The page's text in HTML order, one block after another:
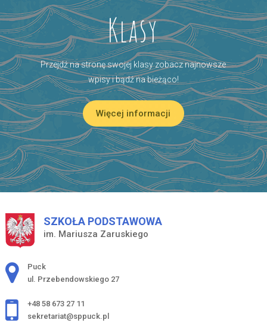
Klasy
Przejdź na stronę swojej klasy zobacz najnowsze
wpisy i bądź na bieżąco!
Więcej informacji
SZKOŁA PODSTAWOWA
im. Mariusza Zaruskiego
Adres pocztowy:
Puck
ul. Przebendowskiego 27
+48 58 673 27 11
sekretariat@sppuck.pl